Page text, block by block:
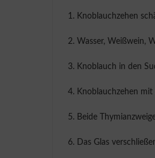
1. Knoblauchzehen
2. Wasser, Weißwein,
3. Knoblauch in den
4. Knoblauchzehen mit
5. Beide
6. Das Glas